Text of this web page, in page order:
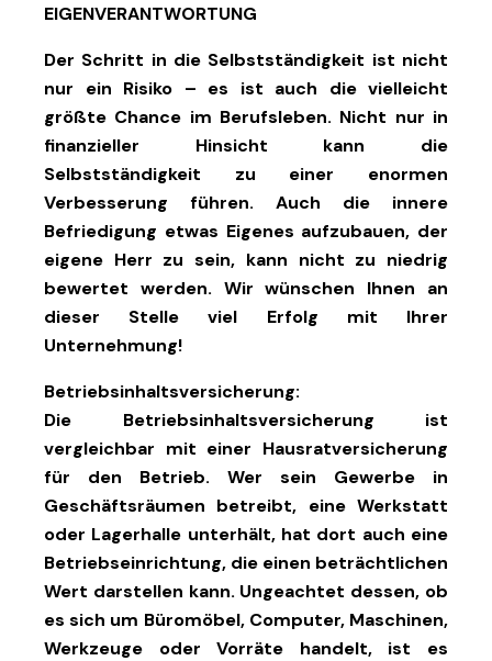
EIGENVERANTWORTUNG
Der Schritt in die Selbstständigkeit ist nicht
nur ein Risiko – es ist auch die vielleicht
größte Chance im Berufsleben. Nicht nur in
finanzieller Hinsicht kann die
Selbstständigkeit zu einer enormen
Verbesserung führen. Auch die innere
Befriedigung etwas Eigenes aufzubauen, der
eigene Herr zu sein, kann nicht zu niedrig
bewertet werden. Wir wünschen Ihnen an
dieser Stelle viel Erfolg mit Ihrer
Unternehmung!
Betriebsinhaltsversicherung:
Die Betriebsinhaltsversicherung ist
vergleichbar mit einer Hausratversicherung
für den Betrieb. Wer sein Gewerbe in
Geschäftsräumen betreibt, eine Werkstatt
oder Lagerhalle unterhält, hat dort auch eine
Betriebseinrichtung, die einen beträchtlichen
Wert darstellen kann. Ungeachtet dessen, ob
es sich um Büromöbel, Computer, Maschinen,
Werkzeuge oder Vorräte handelt, ist es